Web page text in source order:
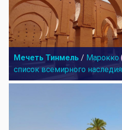
Мечеть Тинмель / Марокко
список всемирного наследия